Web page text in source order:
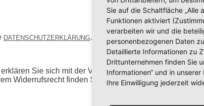
DATENSCHUTZERKLÄRUNG.
Sie sich mit der Verarbeitung Ihrer
Widerrufsrecht finden Sie in unserer
Sie auf die Schaltfläche „Alle
Funktionen aktiviert
verarbeiten wir und die
personenbezogenen Daten
Detaillierte Informationen zu
Drittunternehmen finden Sie
Informationen“ und in
Ihre Einwilligung jederzeit